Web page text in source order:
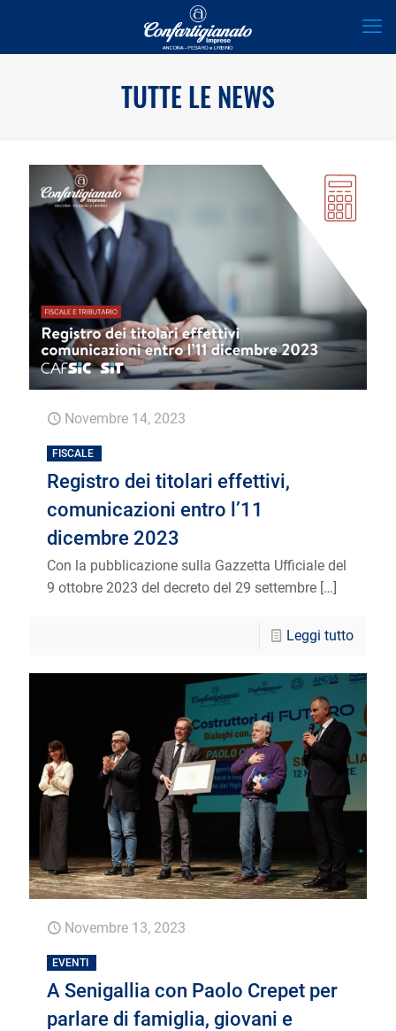
TUTTE LE NEWS
Novembre 14, 2023
FISCALE
Registro dei titolari effettivi,
comunicazioni entro l’11
dicembre 2023
Con la pubblicazione sulla Gazzetta Ufficiale del
9 ottobre 2023 del decreto del 29 settembre […]
Leggi tutto
Novembre 13, 2023
EVENTI
A Senigallia con Paolo Crepet per
parlare di famiglia, giovani e